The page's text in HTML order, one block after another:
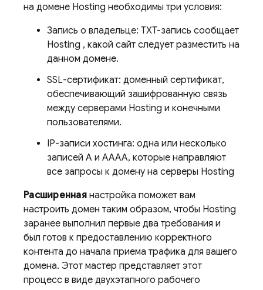
на домене Hosting необходимы три условия:
Запись о владельце: TXT-запись сообщает
Hosting , какой сайт следует разместить на
данном домене.
SSL-сертификат: доменный сертификат,
обеспечивающий зашифрованную связь
между серверами Hosting и конечными
пользователями.
IP-записи хостинга: одна или несколько
записей A и AAAA, которые направляют
все запросы к домену на серверы Hosting
Расширеннаянастройка поможет вам
настроить домен таким образом, чтобы Hosting
заранее выполнил первые два требования и
был готов к предоставлению корректного
контента до начала приема трафика для вашего
домена. Этот мастер представляет этот
процесс в виде двухэтапного рабочего